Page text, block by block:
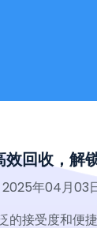
效回收，解
年04月03
接受度和